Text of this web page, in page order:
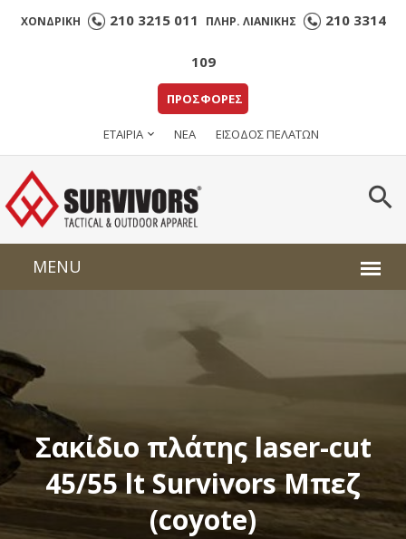
ΧΟΝΔΡΙΚΗ 210 3215 011 ΠΛΗΡ. ΛΙΑΝΙΚΗΣ 210 3314
109
ΠΡΟΣΦΟΡΕΣ
ΕΤΑΙΡΙΑ ΝΕΑ ΕΙΣΟΔΟΣ ΠΕΛΑΤΩΝ
Σακίδιο πλάτης laser-cut
45/55 lt Survivors Μπεζ
(coyote)